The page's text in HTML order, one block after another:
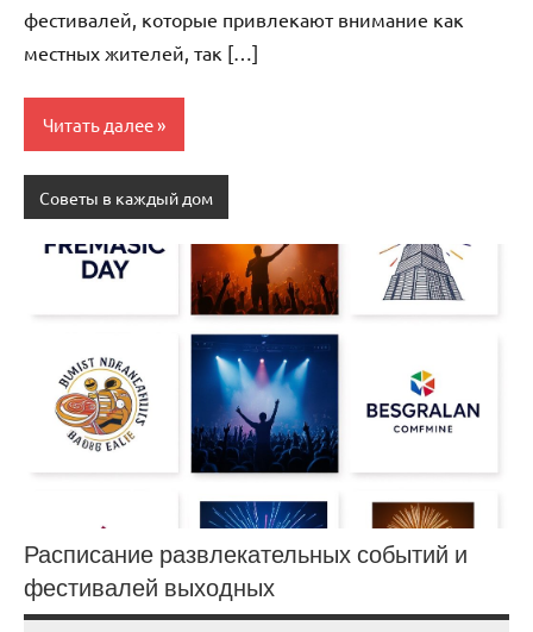
фестивалей, которые привлекают внимание как
местных жителей, так […]
Читать далее
Советы в каждый дом
Расписание развлекательных событий и
фестивалей выходных